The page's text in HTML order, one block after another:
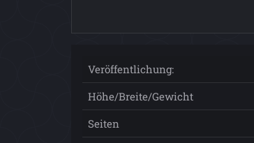
Veröffentlichung:
Höhe/Breite/Gewicht
Seiten